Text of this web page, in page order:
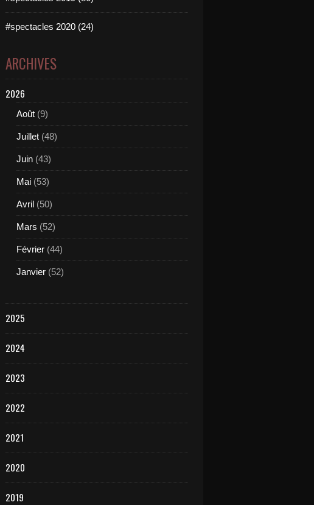
#spectacles 2020 (24)
ARCHIVES
2026
Août (9)
Juillet (48)
Juin (43)
Mai (53)
Avril (50)
Mars (52)
Février (44)
Janvier (52)
2025
2024
2023
2022
2021
2020
2019